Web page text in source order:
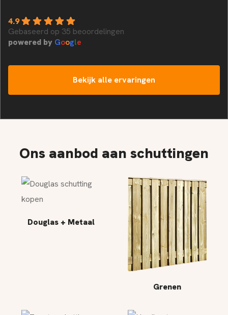
4.9
Gebaseerd op 35 beoordelingen
powered by Google
Bekijk alle ervaringen
Ons aanbod aan schuttingen
Douglas + Metaal
Grenen